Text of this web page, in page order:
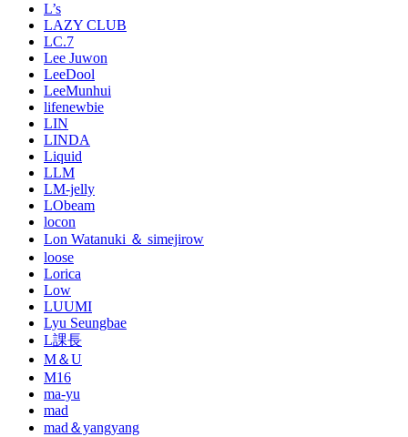
L’s
LAZY CLUB
LC.7
Lee Juwon
LeeDool
LeeMunhui
lifenewbie
LIN
LINDA
Liquid
LLM
LM-jelly
LObeam
locon
Lon Watanuki ＆ simejirow
loose
Lorica
Low
LUUMI
Lyu Seungbae
L課長
M＆U
M16
ma-yu
mad
mad＆yangyang